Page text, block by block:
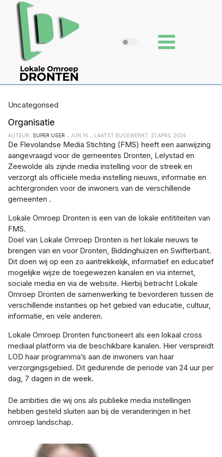
Uncategorised
Organisatie
AUTEUR: SUPER USER JUN 16 LAATST BIJGEWERKT: 21 APRIL 2026
De Flevolandse Media Stichting (FMS) heeft een aanwijzing
aangevraagd voor de gemeentes Dronten, Lelystad en
Zeewolde als zijnde media instelling voor de streek en
verzorgt als officiële media instelling nieuws, informatie en
achtergronden voor de inwoners van de verschillende
gemeenten .
Lokale Omroep Dronten is een van de lokale entititeiten van
FMS.
Doel van Lokale Omroep Dronten is het lokale nieuws te
brengen van en voor Dronten, Biddinghuizen en Swifterbant.
Dit doen wij op een zo aantrekkelijk, informatief en educatief
mogelijke wijze de toegewezen kanalen en via internet,
sociale media en via de website. Hierbij betracht Lokale
Omroep Dronten de samenwerking te bevorderen tussen de
verschillende instanties op het gebied van educatie, cultuur,
informatie, en vele anderen.
Lokale Omroep Dronten functioneert als een lokaal cross
mediaal platform via de beschikbare kanalen. Hier verspreidt
LOD haar programma’s aan de inwoners van haar
verzorgingsgebied. Dit gedurende de periode van 24 uur per
dag, 7 dagen in de week.
De ambities die wij ons als publieke media instellingen
hebben gesteld sluiten aan bij de veranderingen in het
omroep landschap.